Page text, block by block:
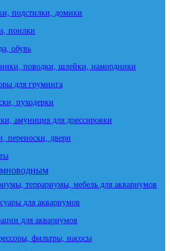
подстилки, домики
поилки
обувь
поводки, шлейки, намордники
для груминга
пуходерки
амуниция для дрессировки
переноски, двери
террариумы, мебель для аквариумов
для аквариумов
для аквариумов
фильтры, насосы